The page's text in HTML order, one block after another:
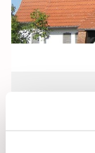
17:50